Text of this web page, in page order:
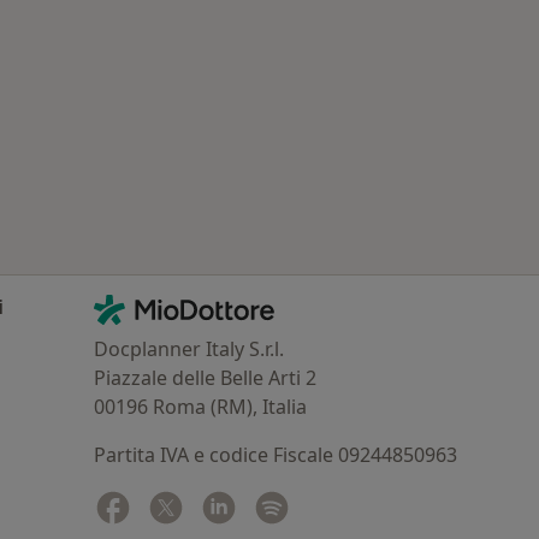
Contatti
MioDottore - Homepage
Docplanner Italy S.r.l.
Piazzale delle Belle Arti 2
00196 Roma (RM), Italia
Partita IVA e codice Fiscale 09244850963
Facebook
si apre in una nuova scheda
Twitter
si apre in una nuova scheda
Linkedin
si apre in una nuova scheda